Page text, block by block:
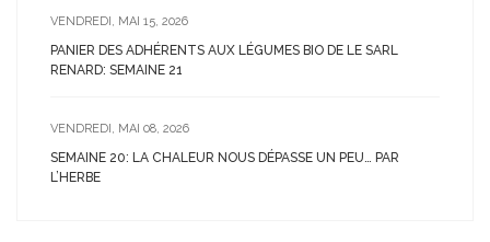
VENDREDI, MAI 15, 2026
PANIER DES ADHÉRENTS AUX LÉGUMES BIO DE LE SARL
RENARD: SEMAINE 21
VENDREDI, MAI 08, 2026
SEMAINE 20: LA CHALEUR NOUS DÉPASSE UN PEU… PAR
L’HERBE